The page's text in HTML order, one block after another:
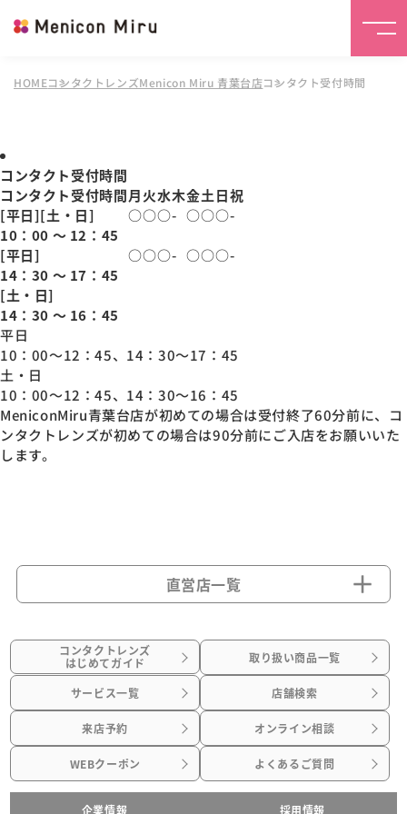
HOMEコンタクトレンズMenicon Miru 青葉台店コンタクト受付時間
コンタクト受付時間
コンタクト受付時間月火水木金土日祝
[平日][土・日]
10：00 ～ 12：45
○○○- ○○○-
[平日]
14：30 ～ 17：45
[土・日]
14：30 ～ 16：45
○○○- ○○○-
平日
10：00～12：45、14：30～17：45
土・日
10：00～12：45、14：30～16：45
MeniconMiru青葉台店が初めての場合は受付終了60分前に、コ
ンタクトレンズが初めての場合は90分前にご入店をお願いいた
します。
直営店一覧
コンタクトレンズ
はじめてガイド 取り扱い商品一覧
サービス一覧 店舗検索
来店予約 オンライン相談
WEBクーポン よくあるご質問
企業情報 採用情報